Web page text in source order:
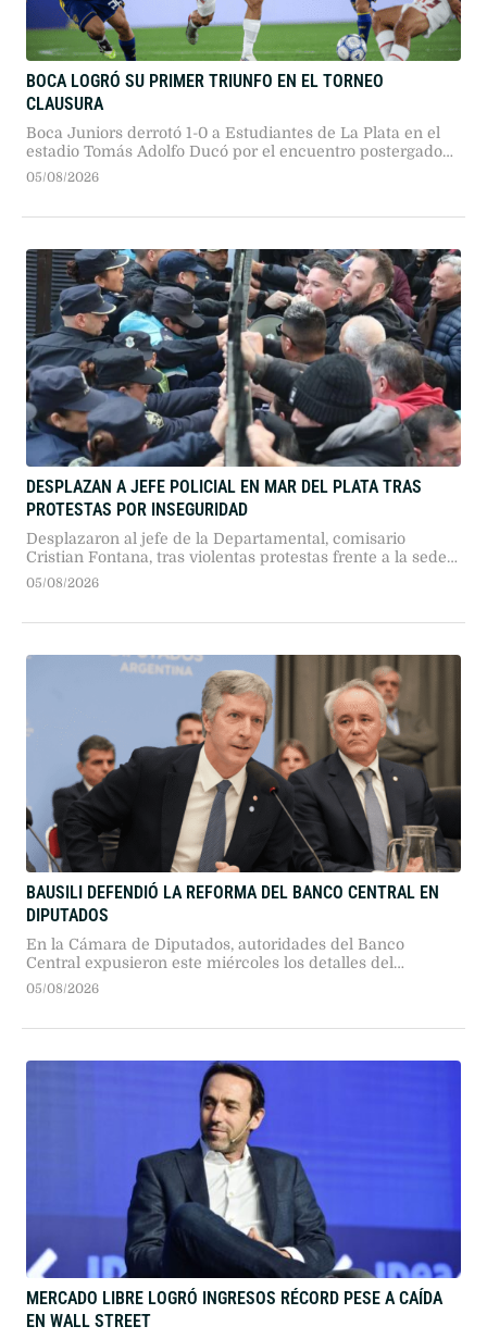
BOCA LOGRÓ SU PRIMER TRIUNFO EN EL TORNEO
CLAUSURA
Boca Juniors derrotó 1-0 a Estudiantes de La Plata en el
estadio Tomás Adolfo Ducó por el encuentro postergado
de la segunda fecha del Torneo Clausura 2026, con gol de
05/08/2026
DESPLAZAN A JEFE POLICIAL EN MAR DEL PLATA TRAS
PROTESTAS POR INSEGURIDAD
Desplazaron al jefe de la Departamental, comisario
Cristian Fontana, tras violentas protestas frente a la sede
policial. El ministro Javier Alonso designó a Marta Moya
05/08/2026
BAUSILI DEFENDIÓ LA REFORMA DEL BANCO CENTRAL EN
DIPUTADOS
En la Cámara de Diputados, autoridades del Banco
Central expusieron este miércoles los detalles del
proyecto oficialista para reformar la Carta Orgánica de la
05/08/2026
MERCADO LIBRE LOGRÓ INGRESOS RÉCORD PESE A CAÍDA
EN WALL STREET